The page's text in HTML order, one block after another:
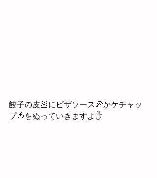
餃子の皮🥟にピザソース🍕かケチャッ
プ🍅をぬっていきますよ✋